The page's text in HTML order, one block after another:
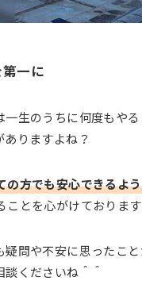
一に
一生のうちに何度もや
りますよね？
の方でも安心できるよ
ことを心がけております
疑問や不安に思ったこ
くださいね＾＾